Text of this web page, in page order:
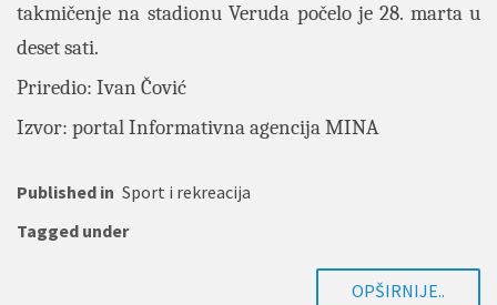
takmičenje na stadionu Veruda počelo je 28. marta u
deset sati.
Priredio: Ivan Čović
Izvor: portalInformativna agencija MINA
Published in Sport i rekreacija
Tagged under
OPŠIRNIJE..